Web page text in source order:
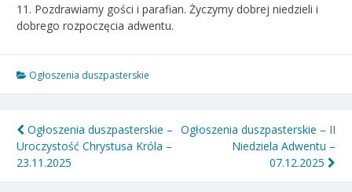
11. Pozdrawiamy gości i parafian. Życzymy dobrej niedzieli i
dobrego rozpoczęcia adwentu.
Ogłoszenia duszpasterskie
Nawigacja
wpisu
Ogłoszenia duszpasterskie –
Uroczystość Chrystusa Króla –
23.11.2025
Ogłoszenia duszpasterskie – II
Niedziela Adwentu –
07.12.2025